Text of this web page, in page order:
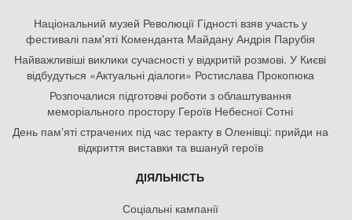
Національний музей Революції Гідності взяв участь у
фестивалі пам'яті Коменданта Майдану Андрія Парубія
Найважливіші виклики сучасності у відкритій розмові. У Києві
відбудуться «Актуальні діалоги» Ростислава Прокопюка
Розпочалися підготовчі роботи з облаштування
меморіального простору Героїв Небесної Сотні
День памʼяті страчених під час теракту в Оленівці: прийди на
відкриття виставки та вшануй героїв
ДІЯЛЬНІСТЬ
Соціальні кампанії